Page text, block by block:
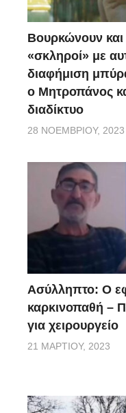
Βουρκώνουν και
«σκληροί» με
διαφήμιση
ο Μητροπάνος
διαδίκτυο
28 ΝΟΕΜΒΡΊΟΥ, 2023
Ασύλληπτο: Ο
καρκινοπαθή –
για χειρουργείο
21 ΜΑΡΤΊΟΥ, 2023